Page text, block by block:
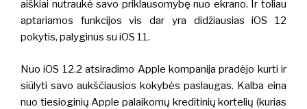
aiškiai nutraukė savo priklausomybę nuo ekrano. Ir toliau
aptariamos funkcijos vis dar yra didžiausias iOS 12
pokytis, palyginus su iOS 11.
Nuo iOS 12.2 atsiradimo Apple kompanija pradėjo kurti ir
siūlyti savo aukščiausios kokybės paslaugas. Kalba eina
nuo tiesioginių Apple palaikomų kreditinių kortelių (kurias